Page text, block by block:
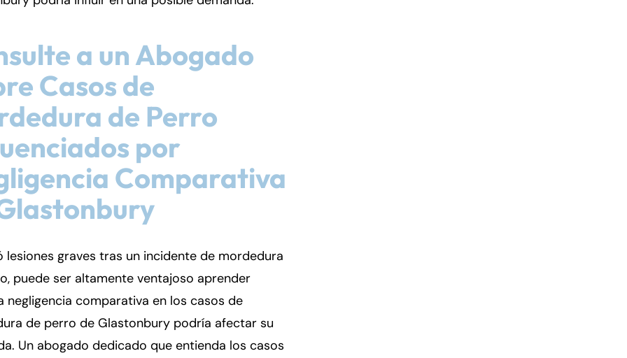
a un Abogado
Casos de
de Perro
por
Comparativa
lesiones graves tras un incidente de mordedura
puede ser altamente ventajoso aprender
negligencia comparativa en los casos de
de perro de Glastonbury podría afectar su
Un abogado dedicado que entienda los casos